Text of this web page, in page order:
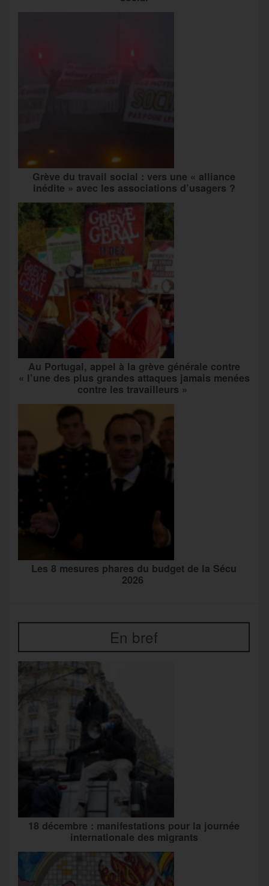
Grève du travail social : vers une « alliance
inédite » avec les associations d’usagers ?
Au Portugal, appel à la grève générale contre
« l’une des plus grandes attaques jamais menées
contre les travailleurs »
Les 8 mesures phares du budget de la Sécu
2026
En bref
18 décembre : manifestations pour la journée
internationale des migrants